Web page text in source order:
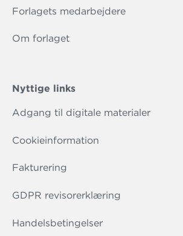
Forlagets medarbejdere
Om forlaget
Nyttige links
Adgang til digitale materialer
Cookieinformation
Fakturering
GDPR revisorerklæring
Handelsbetingelser